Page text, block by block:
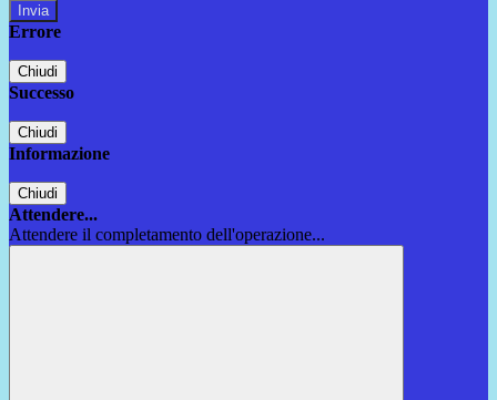
Errore
Chiudi
Successo
Chiudi
Informazione
Chiudi
Attendere...
Attendere il completamento dell'operazione...